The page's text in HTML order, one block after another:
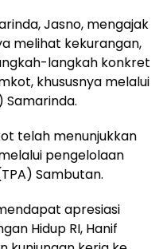
Jasno, mengajak
melihat kekurangan,
langkah konkret
khususnya melalui
Samarinda.
telah menunjukkan
pengelolaan
Sambutan.
apresiasi
Hidup RI, Hanif